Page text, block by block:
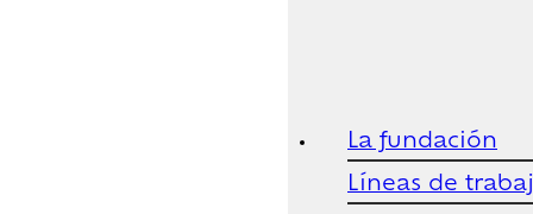
La fundación
Líneas de